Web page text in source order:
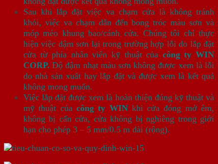
Sau khi lắp đặt việc va chạm cửa là không tránh
khỏi, việc va chạm dẫn đến bong tróc màu sơn và
móp méo khung bao/cánh cửa. Chúng tôi chỉ thực
hiện việc dậm sơn lại trong trường hợp lỗi do lắp đặt
cửa từ phía nhân viên kỹ thuật của công ty WIN
CORP. Độ đậm nhạt màu sơn không được xem là lỗi
do nhà sản xuất hay lắp đặt và được xem là kết quả
không mong muốn.
Việc lắp đặt được xem là hoàn thiện đúng kỹ thuật và
mỹ thuật của công ty WINkhi cửa đóng mở êm,
không bị cấn cửa, cửa không bị nghiêng trong giới
hạn cho phép 3 – 5 mm/0.5 m dài (rộng).